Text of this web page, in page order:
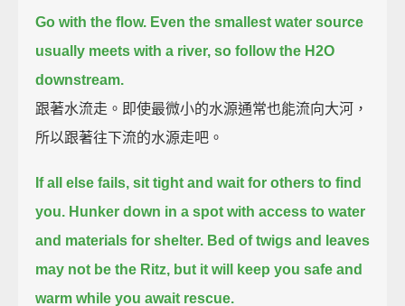
Go with the flow. Even the smallest water source
usually meets with a river, so follow the H2O
downstream.
跟著水流走。即使最微小的水源通常也能流向大河，
所以跟著往下流的水源走吧。
If all else fails, sit tight and wait for others to find
you. Hunker down in a spot with access to water
and materials for shelter. Bed of twigs and leaves
may not be the Ritz, but it will keep you safe and
warm while you await rescue.